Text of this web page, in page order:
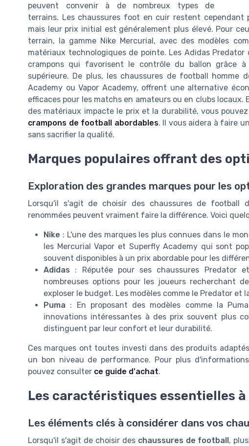
peuvent convenir à de nombreux types de
terrains. Les chaussures foot en cuir restent cependant
mais leur prix initial est généralement plus élevé. Pour
terrain, la gamme Nike Mercurial, avec des modèles
matériaux technologiques de pointe. Les Adidas
crampons qui favorisent le contrôle du ballon grâce
supérieure. De plus, les chaussures de football homme
Academy ou Vapor Academy, offrent une alternative
efficaces pour les matchs en amateurs ou en clubs
des matériaux impacte le prix et la durabilité, vous
crampons de football abordables. Il vous aidera à faire
sans sacrifier la qualité.
Marques populaires offrant des
Exploration des grandes marques pour les
Lorsqu'il s'agit de choisir des chaussures de
renommées peuvent vraiment faire la différence. Voici
Nike : L'une des marques les plus connues dans le
les Mercurial Vapor et Superfly Academy qui sont
souvent disponibles à un prix abordable pour les
Adidas : Réputée pour ses chaussures Predator
nombreuses options pour les joueurs recherchant
exploser le budget. Les modèles comme le Predator
Puma : En proposant des modèles comme la
innovations intéressantes à des prix souvent plus
distinguent par leur confort et leur durabilité.
Ces marques ont toutes investi dans des produits
un bon niveau de performance. Pour plus
pouvez consulter ce guide d'achat.
Les caractéristiques essentielles
Les éléments clés à considérer dans vos
Lorsqu'il s'agit de choisir des chaussures de football ,